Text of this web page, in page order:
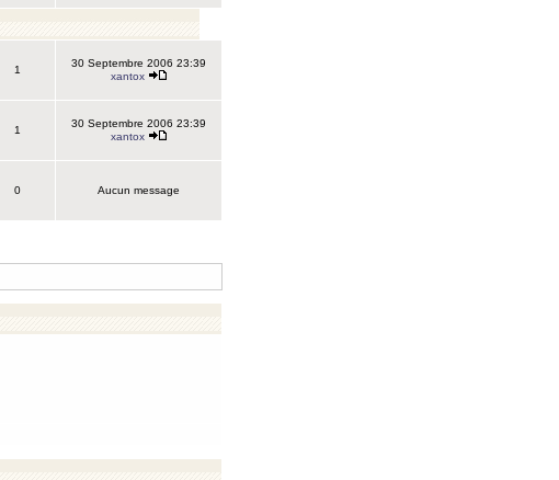
1
30 Septembre 2006 23:39
xantox
1
30 Septembre 2006 23:39
xantox
0 Aucun message